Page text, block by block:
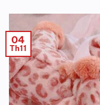
04
Th11